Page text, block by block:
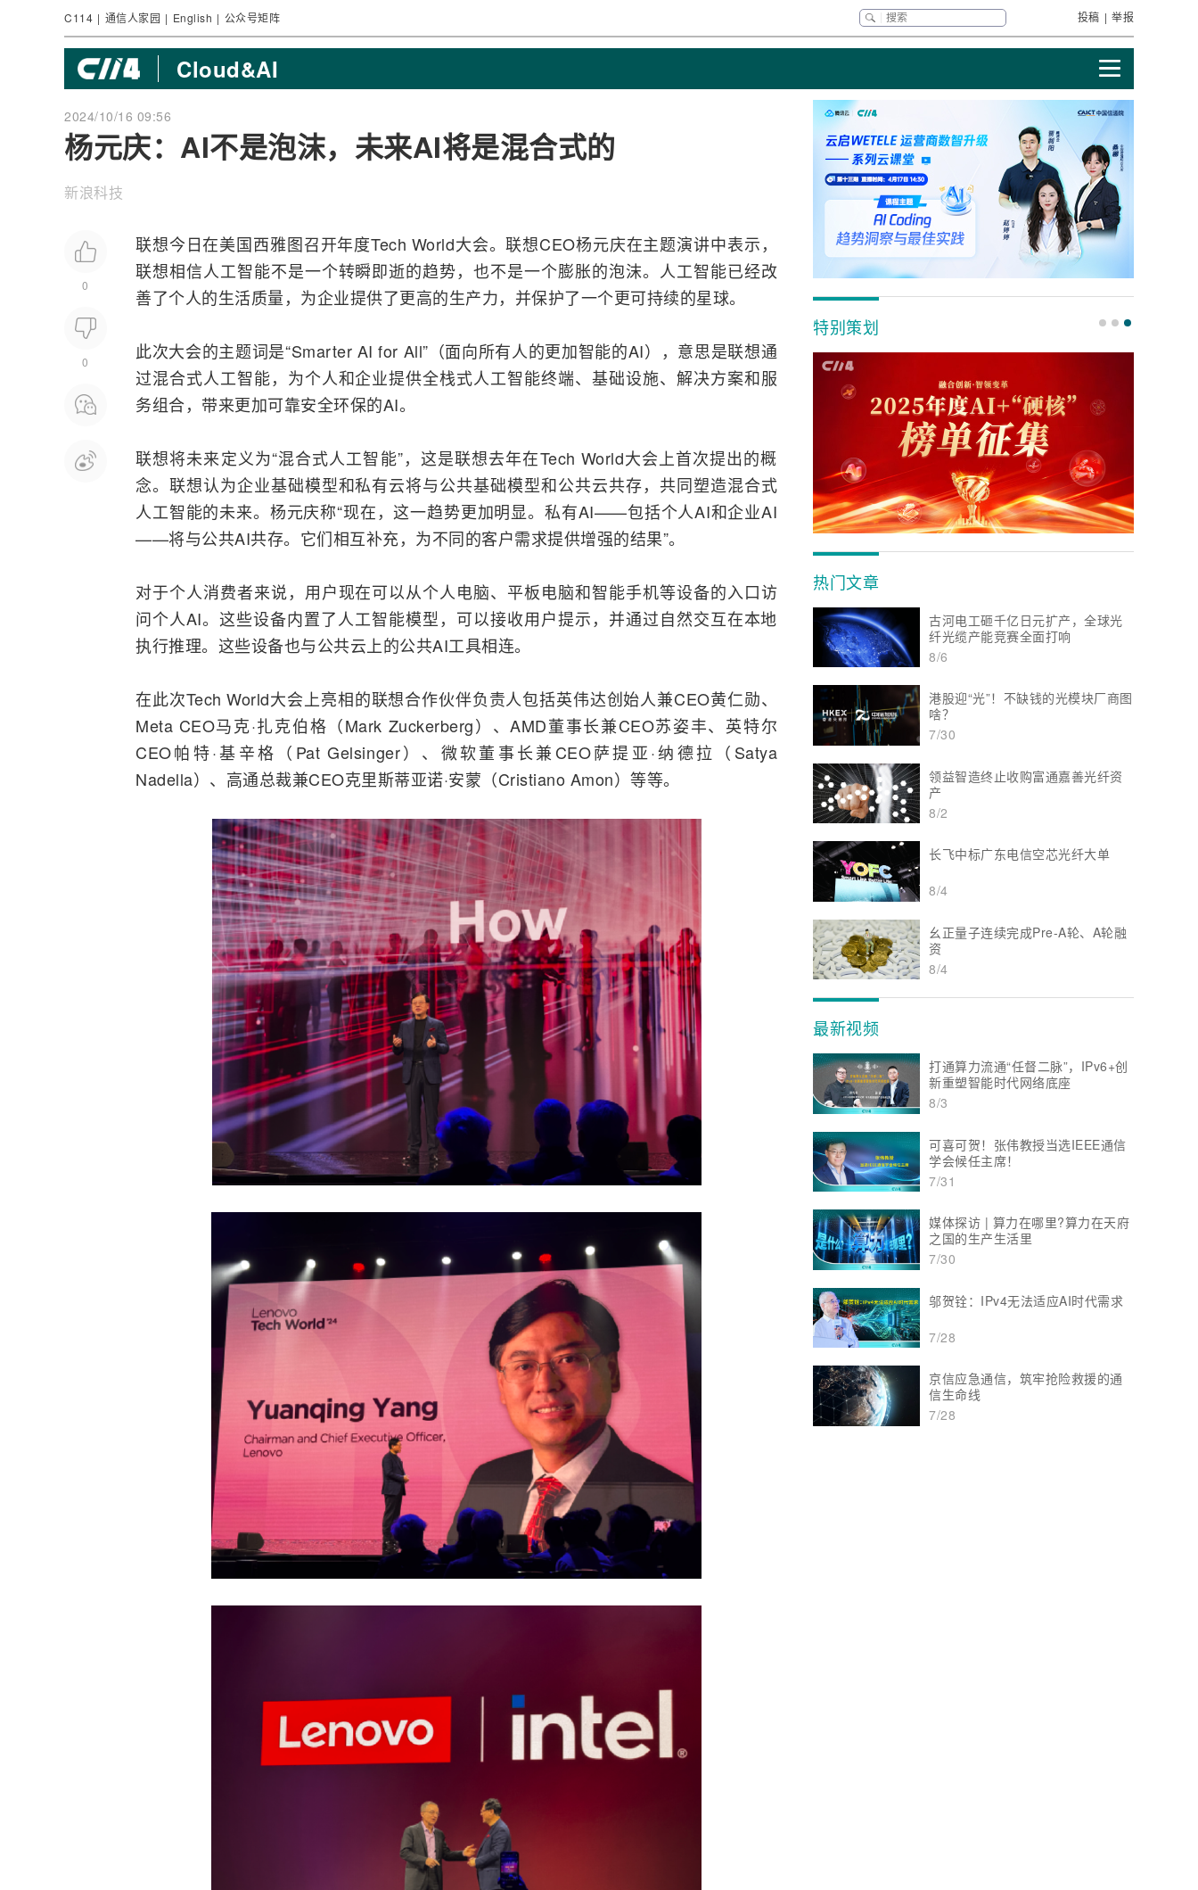
C114 | 通信人家园 | English | 公众号矩阵 投稿 | 举报
Cloud&AI
2024/10/16 09:56
杨元庆：AI不是泡沫，未来AI将是混合式的
新浪科技
0
0
联想今日在美国西雅图召开年度Tech World大会。联想CEO杨元庆在主题演讲中表示，
联想相信人工智能不是一个转瞬即逝的趋势，也不是一个膨胀的泡沫。人工智能已经改
善了个人的生活质量，为企业提供了更高的生产力，并保护了一个更可持续的星球。
此次大会的主题词是“Smarter AI for All”（面向所有人的更加智能的AI），意思是联想通
过混合式人工智能，为个人和企业提供全栈式人工智能终端、基础设施、解决方案和服
务组合，带来更加可靠安全环保的AI。
联想将未来定义为“混合式人工智能”，这是联想去年在Tech World大会上首次提出的概
念。联想认为企业基础模型和私有云将与公共基础模型和公共云共存，共同塑造混合式
人工智能的未来。杨元庆称“现在，这一趋势更加明显。私有AI——包括个人AI和企业AI
——将与公共AI共存。它们相互补充，为不同的客户需求提供增强的结果”。
对于个人消费者来说，用户现在可以从个人电脑、平板电脑和智能手机等设备的入口访
问个人AI。这些设备内置了人工智能模型，可以接收用户提示，并通过自然交互在本地
执行推理。这些设备也与公共云上的公共AI工具相连。
在此次Tech World大会上亮相的联想合作伙伴负责人包括英伟达创始人兼CEO黄仁勋、
Meta CEO马克·扎克伯格（Mark Zuckerberg）、AMD董事长兼CEO苏姿丰、 英特尔
CEO帕特·基辛格（Pat Gelsinger）、 微软董事长兼CEO萨提亚·纳德拉（Satya
Nadella）、 高通总裁兼CEO克里斯蒂亚诺·安蒙（Cristiano Amon）等等。
特别策划
热门文章
古河电工砸千亿日元扩产，全球光
纤光缆产能竞赛全面打响
8/6
港股迎“光”！不缺钱的光模块厂商图
啥？
7/30
领益智造终止收购富通嘉善光纤资
产
8/2
长飞中标广东电信空芯光纤大单
8/4
幺正量子连续完成Pre-A轮、A轮融
资
8/4
最新视频
打通算力流通“任督二脉”，IPv6+创
新重塑智能时代网络底座
8/3
可喜可贺！张伟教授当选IEEE通信
学会候任主席！
7/31
媒体探访 | 算力在哪里?算力在天府
之国的生产生活里
7/30
邬贺铨：IPv4无法适应AI时代需求
7/28
京信应急通信，筑牢抢险救援的通
信生命线
7/28